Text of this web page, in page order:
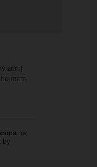
zdroj
mám
na
by